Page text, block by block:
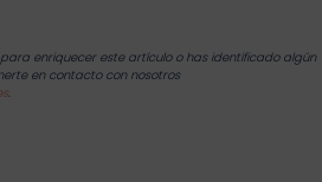
enriquecer este artículo o has identificado algún
en contacto con nosotros
.